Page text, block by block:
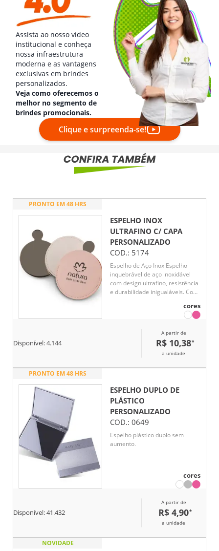
Assista ao nosso vídeo
institucional e conheça
nossa infraestrutura
moderna e as vantagens
exclusivas em brindes
personalizados.
Veja como oferecemos o
melhor no segmento de
brindes promocionais.
Clique e surpreenda-se!
PRONTO EM 48 HRS
ESPELHO INOX
ULTRAFINO C/ CAPA
PERSONALIZADO
COD.: 5174
Espelho de Aço Inox Espelho
inquebrável de aço inoxidável
com design ultrafino, resistência
e durabilidade inigualáveis. Com
reflexivo e verso escovado, o
espelho é acompanhado por
para proteção e um toque de
sofisticação ao produto.
cores
Disponível:4.144
A partir de
R$ 10,38*
a unidade
PRONTO EM 48 HRS
ESPELHO DUPLO DE
PLÁSTICO
PERSONALIZADO
COD.: 0649
Espelho plástico duplo sem
aumento.
cores
Disponível:41.432
A partir de
R$ 4,90*
a unidade
NOVIDADE